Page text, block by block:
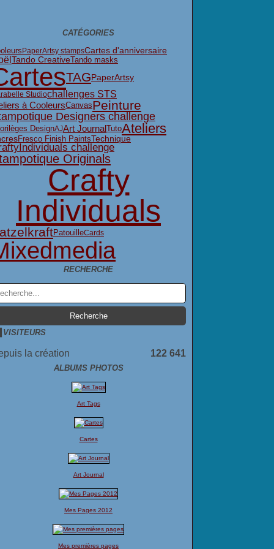
CATÉGORIES
PaperArtsy stampsCartes d'anniversaire
Tando CreativeTando masks
TAGPaperArtsy
Studiochallenges STS
à CooleursCanvasPeinture
Designers challenge
DesignAJArt JournalTutoAteliers
Fresco Finish PaintsTechnique
challenge
Originals
Crafty
Individuals
PatouilleCards
RECHERCHE
VISITEURS
la création 122 641
ALBUMS PHOTOS
Art Tags
Cartes
Art Journal
Mes Pages 2012
Mes premières pages